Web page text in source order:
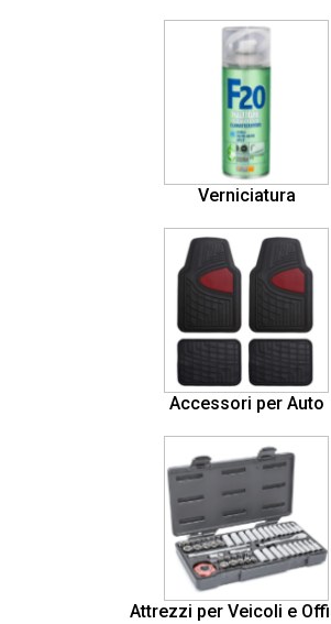
Verniciatura
Accessori per Auto
Attrezzi per Veicoli e